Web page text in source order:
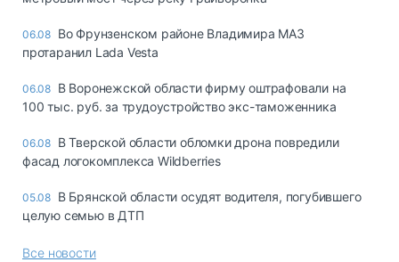
06.08 Во Фрунзенском районе Владимира МАЗ
протаранил Lada Vesta
06.08 В Воронежской области фирму оштрафовали на
100 тыс. руб. за трудоустройство экс-таможенника
06.08 В Тверской области обломки дрона повредили
фасад логокомплекса Wildberries
05.08 В Брянской области осудят водителя, погубившего
целую семью в ДТП
Все новости